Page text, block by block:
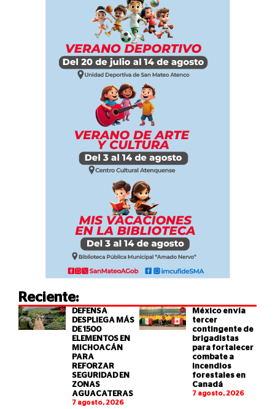
Reciente:
DEFENSA
DESPLIEGA MÁS
DE 1500
ELEMENTOS EN
MICHOACÁN
PARA
REFORZAR
SEGURIDAD EN
ZONAS
AGUACATERAS
7 agosto, 2026
México envía
tercer
contingente de
brigadistas
para fortalecer
combate a
incendios
forestales en
Canadá
7 agosto, 2026